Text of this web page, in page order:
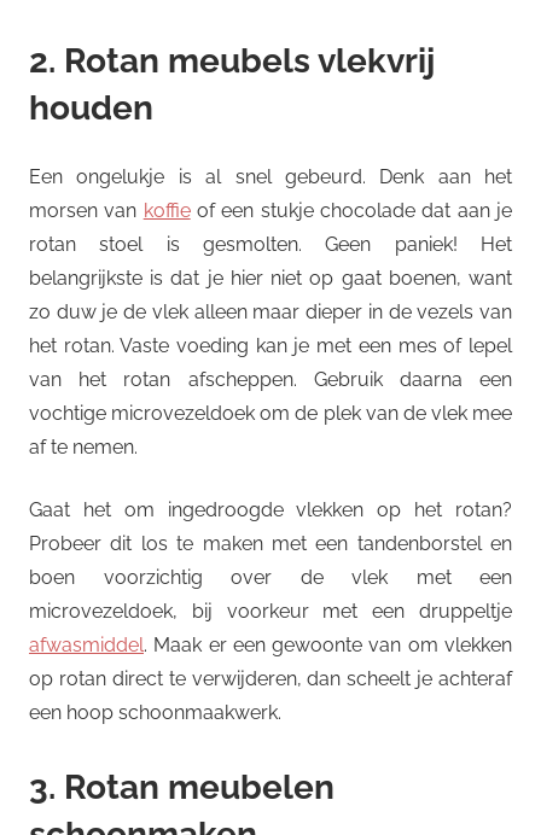
2. Rotan meubels vlekvrij
houden
Een ongelukje is al snel gebeurd. Denk aan het
morsen van koffieof een stukje chocolade dat aan je
rotan stoel is gesmolten. Geen paniek! Het
belangrijkste is dat je hier niet op gaat boenen, want
zo duw je de vlek alleen maar dieper in de vezels van
het rotan. Vaste voeding kan je met een mes of lepel
van het rotan afscheppen. Gebruik daarna een
vochtige microvezeldoek om de plek van de vlek mee
af te nemen.
Gaat het om ingedroogde vlekken op het rotan?
Probeer dit los te maken met een tandenborstel en
boen voorzichtig over de vlek met een
microvezeldoek, bij voorkeur met een druppeltje
afwasmiddel. Maak er een gewoonte van om vlekken
op rotan direct te verwijderen, dan scheelt je achteraf
een hoop schoonmaakwerk.
3. Rotan meubelen